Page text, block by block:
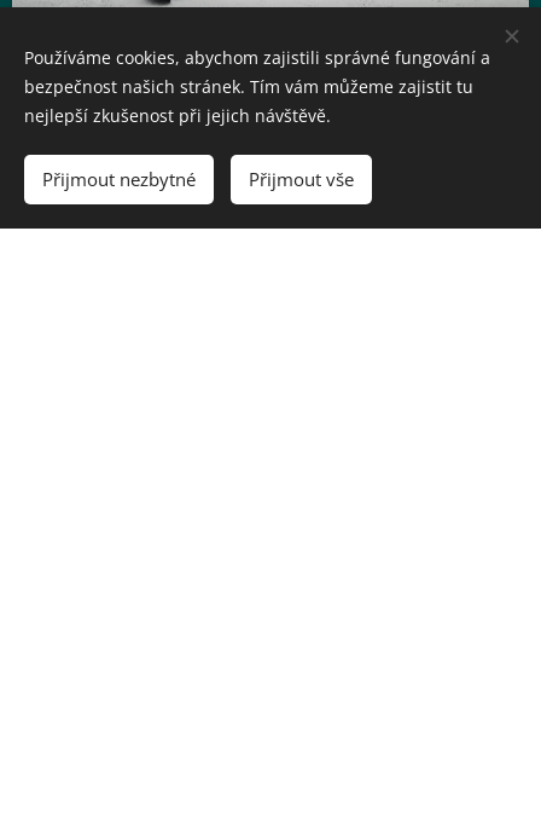
SNOWBOARDING
Používáme cookies, abychom zajistili správné fungování a
bezpečnost našich stránek. Tím vám můžeme zajistit tu
nejlepší zkušenost při jejich návštěvě.
Přijmout nezbytné Přijmout vše